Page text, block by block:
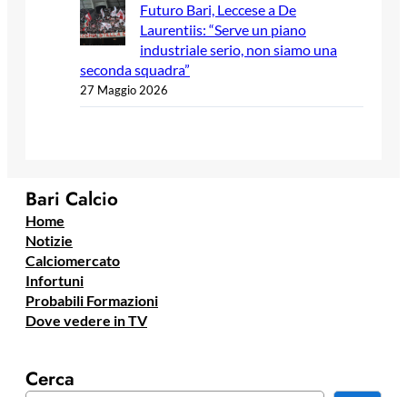
Futuro Bari, Leccese a De
Laurentiis: “Serve un piano
industriale serio, non siamo una
seconda squadra”
27 Maggio 2026
Bari Calcio
Home
Notizie
Calciomercato
Infortuni
Probabili Formazioni
Dove vedere in TV
Cerca